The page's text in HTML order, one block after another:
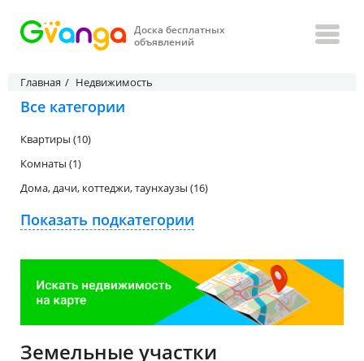
Доска бесплатных
объявлений
Главная Недвижимость
Все категории
Квартиры (10)
Комнаты (1)
Дома, дачи, коттеджи, таунхаузы (16)
Показать подкатегории
Земельные участки